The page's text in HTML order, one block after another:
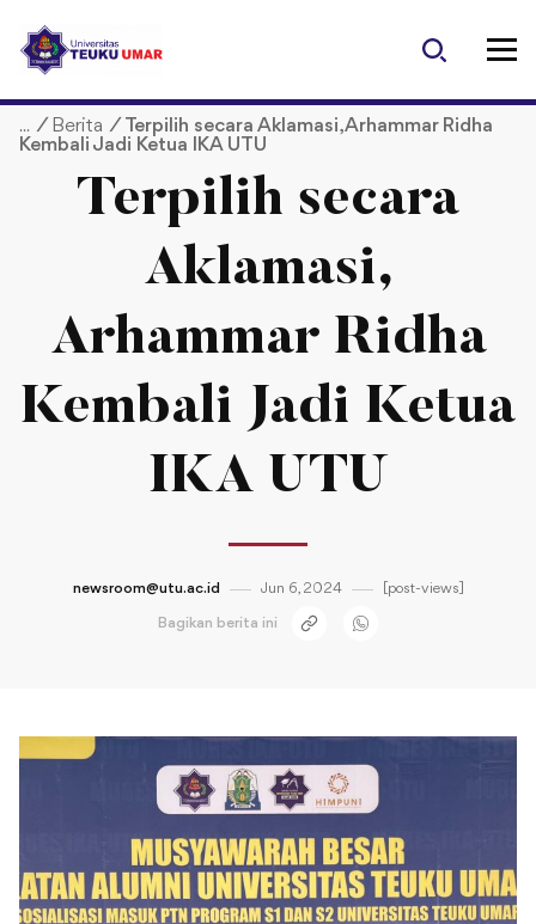
p
/ Berita / Terpilih secara Aklamasi, Arhammar Ridha
Kembali Jadi Ketua IKA UTU
Terpilih secara
Aklamasi,
Arhammar Ridha
Kembali Jadi Ketua
IKA UTU
newsroom@utu.ac.id Jun 6, 2024 [post-views]
Bagikan berita ini